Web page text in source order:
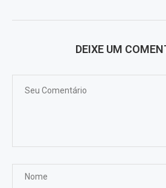
DEIXE UM